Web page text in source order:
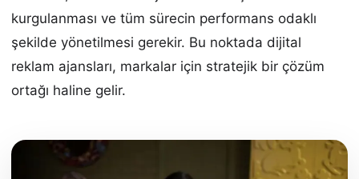
kurgulanması ve tüm sürecin performans odaklı
şekilde yönetilmesi gerekir. Bu noktada dijital
reklam ajansları, markalar için stratejik bir çözüm
ortağı haline gelir.